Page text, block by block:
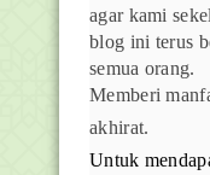
agar kami
blog ini terus
semua orang.
Memberi
akhirat.
Untuk